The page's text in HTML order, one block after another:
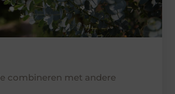
combineren met andere